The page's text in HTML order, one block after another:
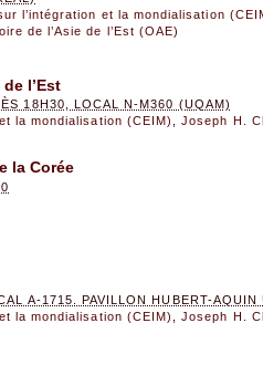
l’intégration et la mondialisation
de l’Asie de l’Est (OAE)
l’Est
18H30, LOCAL N-M360 (UQAM)
la mondialisation (CEIM)
,Joseph H.
la Corée
A-1715. PAVILLON HUBERT-AQUIN
la mondialisation (CEIM)
,Joseph H.